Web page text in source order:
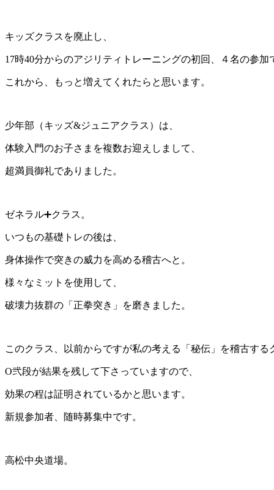
キッズクラスを廃止し、
17時40分からのアジリティトレーニングの初回、４名の参加
これから、もっと増えてくれたらと思います。
少年部（キッズ&ジュニアクラス）は、
体験入門のお子さまを複数お迎えしまして、
超満員御礼でありました。
ゼネラル➕クラス。
いつもの基礎トレの後は、
身体操作で突きの威力を高める稽古へと。
様々なミットを使用して、
破壊力抜群の「正拳突き」を磨きました。
このクラス、以前からですが私の考える「秘伝」を稽古する
O弐段が結果を残して下さっていますので、
効果の程は証明されているかと思います。
新規参加者、随時募集中です。
高松中央道場。